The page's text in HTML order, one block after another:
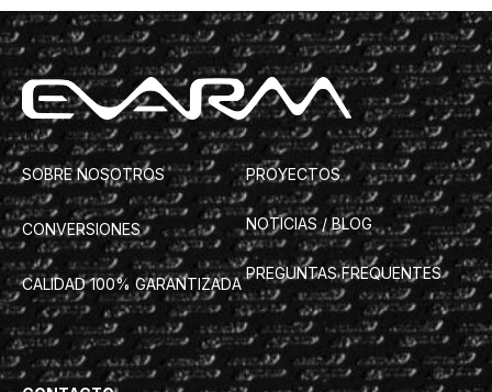
SOBRE NOSOTROS
CONVERSIONES
CALIDAD 100% GARANTIZADA
PROYECTOS
NOTICIAS / BLOG
PREGUNTAS FREQUENTES